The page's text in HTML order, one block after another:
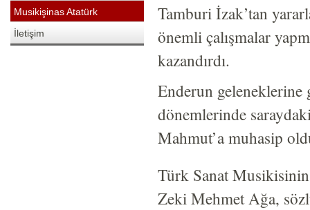
Musikişinas Atatürk
İletişim
Tamburi İzak’tan
önemli çalışmalar
kazandırdı.
Enderun
dönemlerinde
Mahmut’a muhasip
Türk Sanat
Zeki Mehmet Ağa,